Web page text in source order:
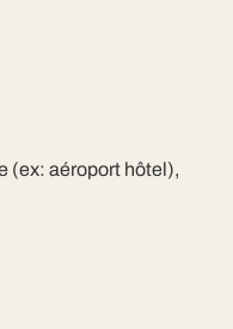
(ex: aéroport hôtel),